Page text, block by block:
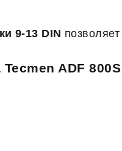
9-13 DIN
ADF 800S